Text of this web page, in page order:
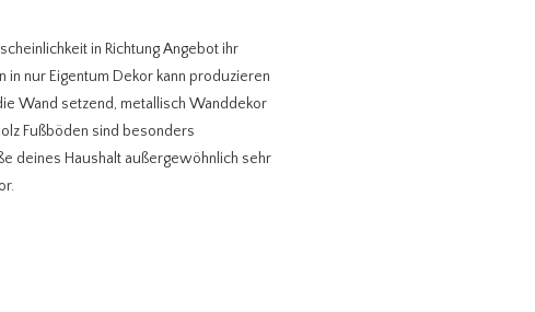
in Richtung Angebot ihr
in nur Eigentum Dekor kann produzieren
Wand setzend, metallisch Wanddekor
Fußböden sind besonders
deines Haushalt außergewöhnlich sehr